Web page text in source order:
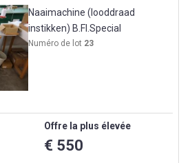
Naaimachine (looddraad
instikken) B.Fl.Special
Numéro de lot 23
Offre la plus élevée
€ 550